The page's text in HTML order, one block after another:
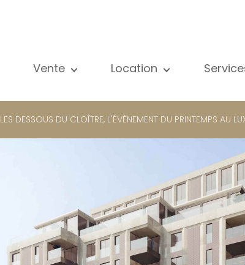
Vente
Immeuble de rapport
Bureau
Commerce
Location
International
Bureau
Commerce
Garage / Parking
LES DESSOUS DU CLOÎTRE, L'ÉVÈNEMENT DU PRINTEMPS AU